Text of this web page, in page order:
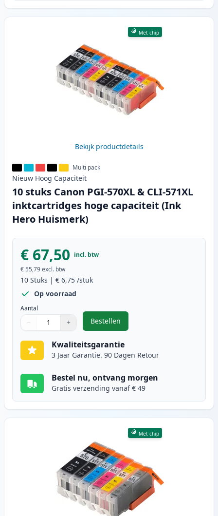
Met chip
Bekijk productdetails
Multi pack
Nieuw Hoog Capaciteit
10 stuks Canon PGI-570XL & CLI-571XL
inktcartridges hoge capaciteit (Ink
Hero Huismerk)
€ 67,50 incl. btw
€ 55,79excl. btw
10 Stuks | € 6,75 /stuk
Op voorraad
Aantal
Gebruik de knoppen om aan te passen
− +
1
Bestellen
,10 stuks Canon PGI-570XL &
Kwaliteitsgarantie
3 Jaar Garantie. 90 Dagen Retour
Bestel nu, ontvang morgen
Gratis verzending vanaf € 49
Met chip